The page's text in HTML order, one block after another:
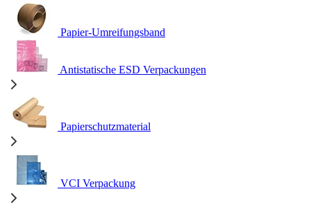
Papier-Umreifungsband
Antistatische ESD Verpackungen
Papierschutzmaterial
VCI Verpackung